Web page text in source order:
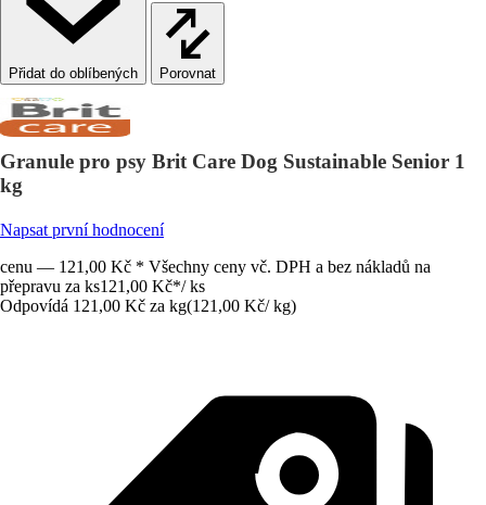
Porovnat
Granule pro psy Brit Care Dog Sustainable Senior 1
kg
Napsat první hodnocení
cenu — 121,00 Kč * Všechny ceny vč. DPH a bez nákladů na
přepravu za ks121,00 Kč*/ ks
Odpovídá 121,00 Kč za kg(121,00 Kč/ kg)